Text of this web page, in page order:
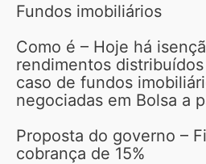
Fundos imobiliários
Como é – Hoje há
rendimentos
caso de fundos
negociadas em Bolsa a
Proposta do governo –
cobrança de 15%